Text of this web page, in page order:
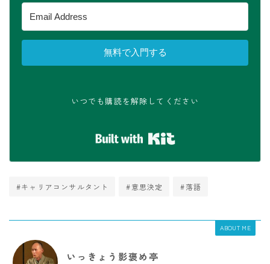
無料で入門する
いつでも購読を解除してください
#キャリアコンサルタント #意思決定 #落語
ABOUT ME
いっきょう影褒め亭